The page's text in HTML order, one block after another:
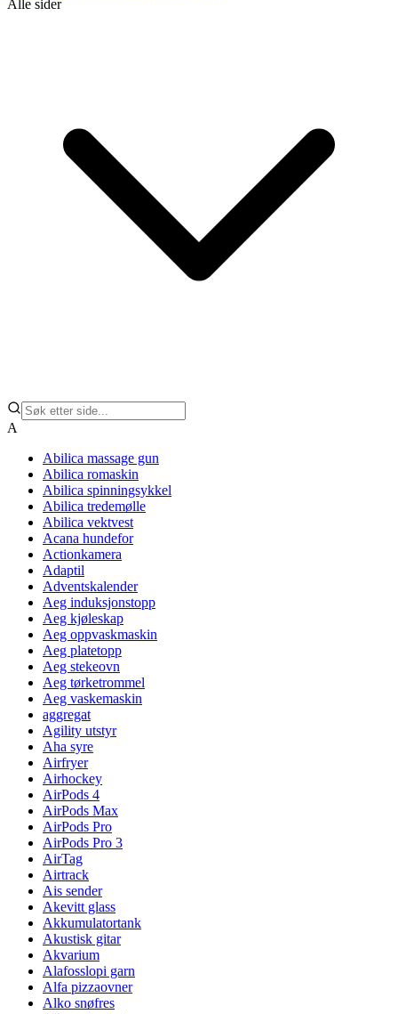
Alle sider
A
Abilica massage gun
Abilica romaskin
Abilica spinningsykkel
Abilica tredemølle
Abilica vektvest
Acana hundefor
Actionkamera
Adaptil
Adventskalender
Aeg induksjonstopp
Aeg kjøleskap
Aeg oppvaskmaskin
Aeg platetopp
Aeg stekeovn
Aeg tørketrommel
Aeg vaskemaskin
aggregat
Agility utstyr
Aha syre
Airfryer
Airhockey
AirPods 4
AirPods Max
AirPods Pro
AirPods Pro 3
AirTag
Airtrack
Ais sender
Akevitt glass
Akkumulatortank
Akustisk gitar
Akvarium
Alafosslopi garn
Alfa pizzaovner
Alko snøfres